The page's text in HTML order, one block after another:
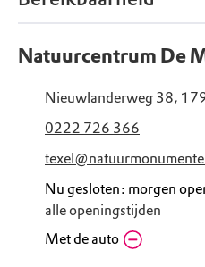
Natuurcentrum De
Nieuwlanderweg 38,
0222 726 366
Nu gesloten: morgen
alle openingstijden
Donderdag
Met de auto